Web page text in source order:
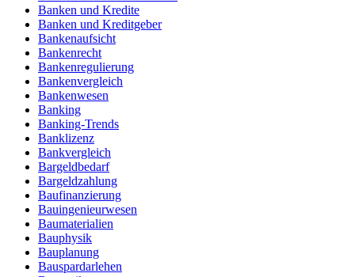
Banken und Kredite
Banken und Kreditgeber
Bankenaufsicht
Bankenrecht
Bankenregulierung
Bankenvergleich
Bankenwesen
Banking
Banking-Trends
Banklizenz
Bankvergleich
Bargeldbedarf
Bargeldzahlung
Baufinanzierung
Bauingenieurwesen
Baumaterialien
Bauphysik
Bauplanung
Bauspardarlehen